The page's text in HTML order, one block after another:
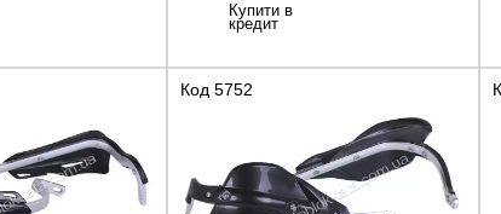
Купити в
кредит
Код 5752